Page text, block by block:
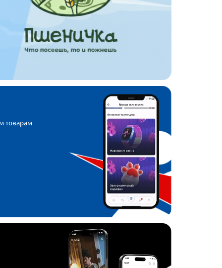
товарам